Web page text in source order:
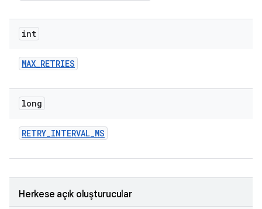
int
MAX_RETRIES
long
RETRY_INTERVAL_MS
Herkese açık oluşturucular